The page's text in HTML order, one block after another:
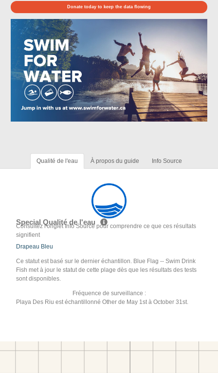
Donate today to keep the data flowing
Qualité de l'eau À propos du guide Info Source
Special Qualité de l'eau
Consultez l'onglet Info Source pour comprendre ce que ces résultats
signifient
Drapeau Bleu
Ce statut est basé sur le dernier échantillon. Blue Flag -- Swim Drink
Fish met à jour le statut de cette plage dès que les résultats des tests
sont disponibles.
Fréquence de surveillance :
Playa Des Riu est échantillonné Other de May 1st à October 31st.